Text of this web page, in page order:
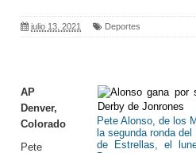
julio 13, 2021 Deportes
Pete Alonso, de los
la segunda ronda
de Estrellas, el
AP
Denver,
Colorado
Pete